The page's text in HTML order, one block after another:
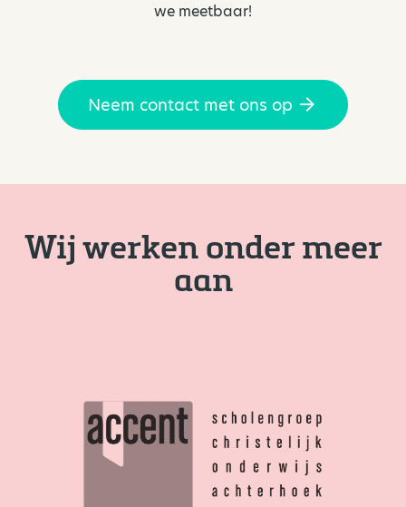
we meetbaar!
Neem contact met ons op
Wij werken onder meer
aan